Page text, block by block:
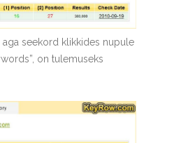
aga seekord klikkides nupule
on tulemuseks